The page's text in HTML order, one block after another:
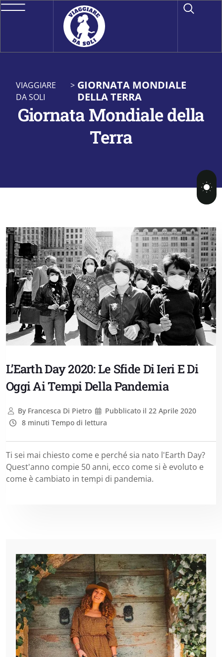
VIAGGIARE
DA SOLI
> GIORNATA MONDIALE
DELLA TERRA
Giornata Mondiale della
Terra
L’Earth Day 2020: Le Sfide Di Ieri E Di
Oggi Ai Tempi Della Pandemia
ByFrancesca Di Pietro Pubblicato il 22 Aprile 2020
8 minuti Tempo di lettura
Ti sei mai chiesto come e perché sia nato l'Earth Day?
Quest'anno compie 50 anni, ecco come si è evoluto e
come è cambiato in tempi di pandemia.